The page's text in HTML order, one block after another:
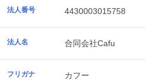
法人番号 4430003015758
法人名 合同会社Cafu
フリガナ カフー